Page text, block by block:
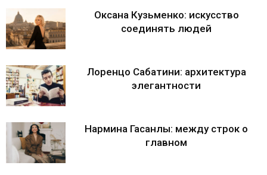
Оксана Кузьменко: искусство
соединять людей
Лоренцо Сабатини: архитектура
элегантности
Нармина Гасанлы: между строк о
главном